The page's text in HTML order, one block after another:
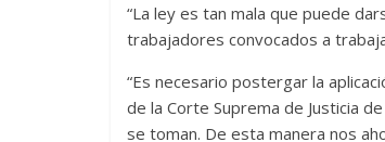
“La ley es tan mala que puede
trabajadores convocados a
“Es necesario postergar la
de la Corte Suprema de Justicia
se toman. De esta manera nos